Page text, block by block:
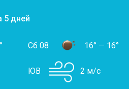
5 дней
Сб 08 16° — 16°
ЮВ 2 м/с